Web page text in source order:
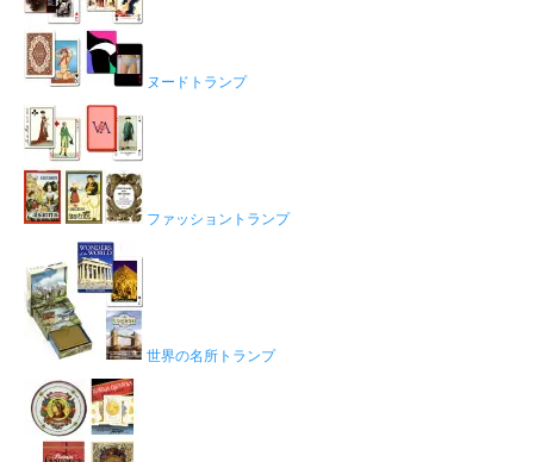
ヌードトランプ
ファッショントランプ
世界の名所トランプ